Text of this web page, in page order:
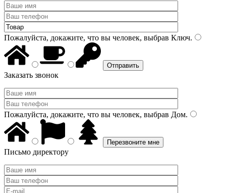
Пожалуйста, докажите, что вы человек, выбрав Ключ.
Заказать звонок
Пожалуйста, докажите, что вы человек, выбрав Дом.
Письмо директору